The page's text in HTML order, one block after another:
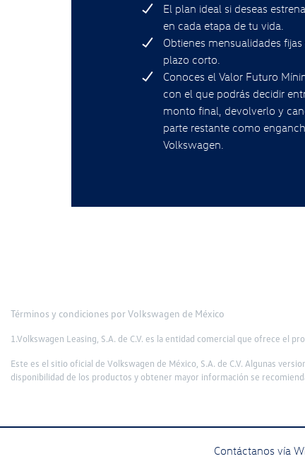
El plan ideal si deseas
en cada etapa de tu vida.
Obtienes mensualidades
plazo corto.
Conoces el Valor Futuro
con el que podrás decidir
monto final, devolverlo y
parte restante como
Volkswagen.
Términos y condiciones por Volkswagen de México
1.Volkswagen Leasing, S.A. de C.V. es la entidad comercial que ofrece
Este es el sitio oficial de Volkswagen de México, S.A. de C.V. Algunas
disponibilidad de los productos y obtener mayor información se
Contáctanos vía